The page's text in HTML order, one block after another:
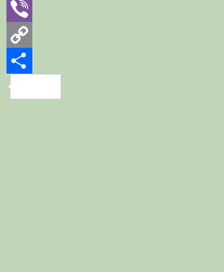
Telegram
Viber
Copy
Link